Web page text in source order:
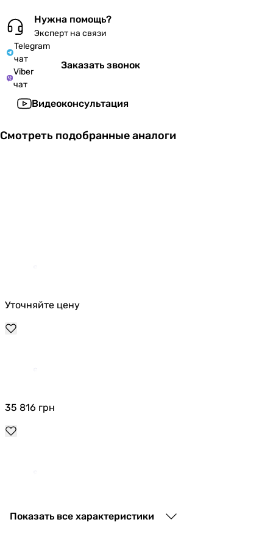
Нужна помощь?
Эксперт на связи
Telegram
чат
Viber
чат
Заказать звонок
Видеоконсультация
Смотреть подобранные аналоги
Уточняйте цену
35 816 грн
33 799
Показать все характеристики